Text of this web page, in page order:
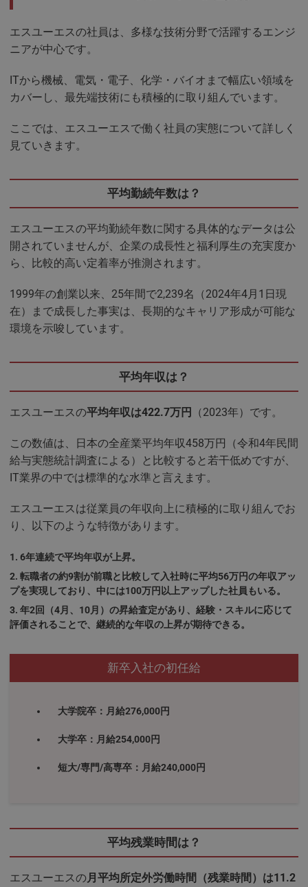
エスユーエスの社員は、多様な技術分野で活躍するエンジ
ニアが中心です。
ITから機械、電気・電子、化学・バイオまで幅広い領域を
カバーし、最先端技術にも積極的に取り組んでいます。
ここでは、エスユーエスで働く社員の実態について詳しく
見ていきます。
平均勤続年数は？
エスユーエスの平均勤続年数に関する具体的なデータは公
開されていませんが、企業の成長性と福利厚生の充実度か
ら、比較的高い定着率が推測されます。
1999年の創業以来、25年間で2,239名（2024年4月1日現
在）まで成長した事実は、長期的なキャリア形成が可能な
環境を示唆しています。
平均年収は？
エスユーエスの平均年収は422.7万円 （2023年）です。
この数値は、日本の全産業平均年収458万円（令和4年民間
給与実態統計調査による）と比較すると若干低めですが、
IT業界の中では標準的な水準と言えます。
エスユーエスは従業員の年収向上に積極的に取り組んでお
り、以下のような特徴があります。
6年連続で平均年収が上昇。
転職者の約9割が前職と比較して入社時に平均56万円の年収アッ
プを実現しており、中には100万円以上アップした社員もいる。
年2回（4月、10月）の昇給査定があり、経験・スキルに応じて
評価されることで、継続的な年収の上昇が期待できる。
新卒入社の初任給
大学院卒：月給276,000円
大学卒：月給254,000円
短大/専門/高専卒：月給240,000円
平均残業時間は？
エスユーエスの月平均所定外労働時間（残業時間）は11.2